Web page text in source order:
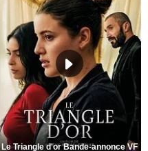
Le Triangle d'or Bande-annonce VF